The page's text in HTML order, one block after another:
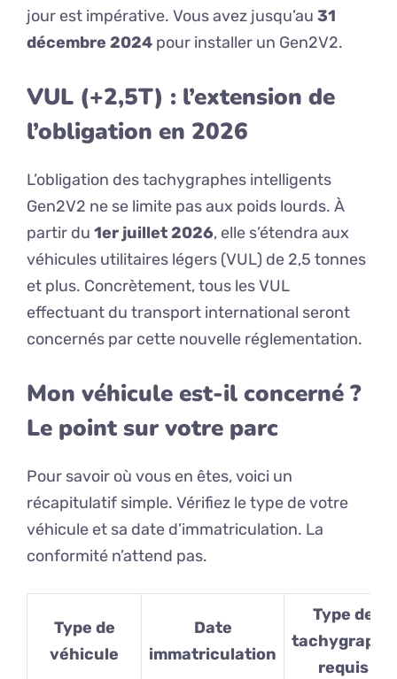
jour est impérative. Vous avez jusqu’au 31
décembre 2024 pour installer un Gen2V2.
VUL (+2,5T) : l’extension de
l’obligation en 2026
L’obligation des tachygraphes intelligents
Gen2V2 ne se limite pas aux poids lourds. À
partir du 1er juillet 2026, elle s’étendra aux
véhicules utilitaires légers (VUL) de 2,5 tonnes
et plus. Concrètement, tous les VUL
effectuant du transport international seront
concernés par cette nouvelle réglementation.
Mon véhicule est-il concerné ?
Le point sur votre parc
Pour savoir où vous en êtes, voici un
récapitulatif simple. Vérifiez le type de votre
véhicule et sa date d’immatriculation. La
conformité n’attend pas.
Type de
véhicule
Date
immatriculation
Type de
tachygraphe
requis